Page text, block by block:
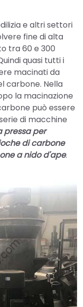
e altri settori
fine di alta
tra 60 e 300
quasi tutti i
macinati da
carbone. Nella
la macinazione
può essere
di macchine
pressa per
di carbone
a nido d'ape.